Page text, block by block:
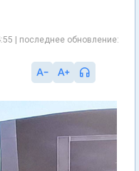
| последнее обновление: